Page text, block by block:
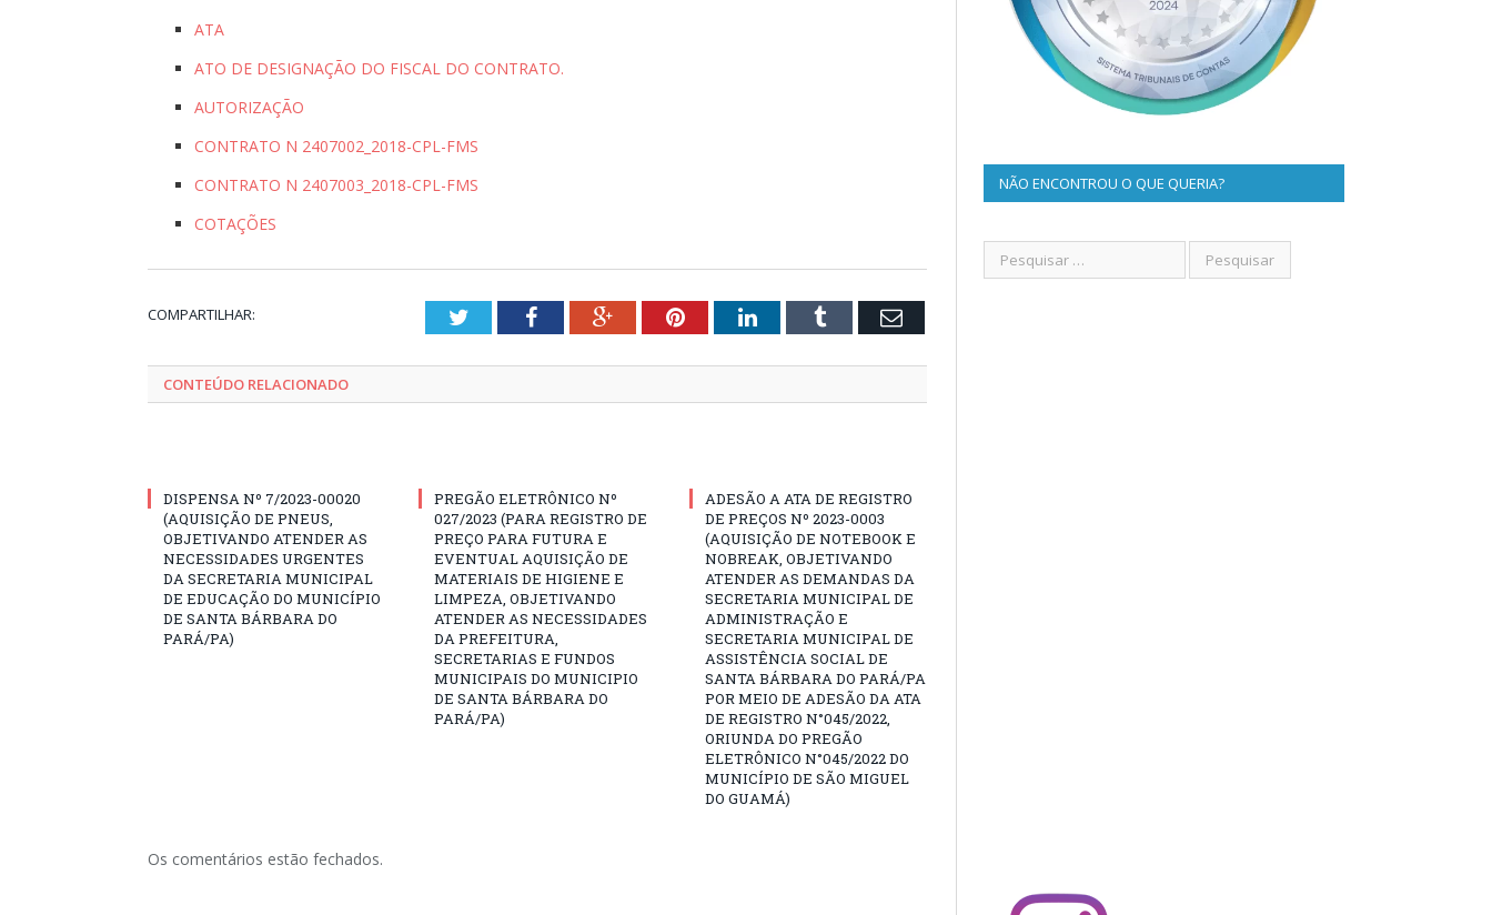
ATA
ATO DE DESIGNAÇÃO DO FISCAL DO CONTRATO.
AUTORIZAÇÃO
CONTRATO N 2407002_2018-CPL-FMS
CONTRATO N 2407003_2018-CPL-FMS
COTAÇÕES
COMPARTILHAR: TwitterFacebookGoogle+PinterestLinkedInTumblr Email
CONTEÚDO RELACIONADO
DISPENSA Nº 7/2023-00020
(AQUISIÇÃO DE PNEUS,
OBJETIVANDO ATENDER AS
NECESSIDADES URGENTES
DA SECRETARIA MUNICIPAL
DE EDUCAÇÃO DO MUNICÍPIO
DE SANTA BÁRBARA DO
PARÁ/PA)
PREGÃO ELETRÔNICO Nº
027/2023 (PARA REGISTRO DE
PREÇO PARA FUTURA E
EVENTUAL AQUISIÇÃO DE
MATERIAIS DE HIGIENE E
LIMPEZA, OBJETIVANDO
ATENDER AS NECESSIDADES
DA PREFEITURA,
SECRETARIAS E FUNDOS
MUNICIPAIS DO MUNICIPIO
DE SANTA BÁRBARA DO
PARÁ/PA)
ADESÃO A ATA DE REGISTRO
DE PREÇOS Nº 2023-0003
(AQUISIÇÃO DE NOTEBOOK E
NOBREAK, OBJETIVANDO
ATENDER AS DEMANDAS DA
SECRETARIA MUNICIPAL DE
ADMINISTRAÇÃO E
SECRETARIA MUNICIPAL DE
ASSISTÊNCIA SOCIAL DE
SANTA BÁRBARA DO PARÁ/PA
POR MEIO DE ADESÃO DA ATA
DE REGISTRO N°045/2022,
ORIUNDA DO PREGÃO
ELETRÔNICO N°045/2022 DO
MUNICÍPIO DE SÃO MIGUEL
DO GUAMÁ)
Os comentários estão fechados.
NÃO ENCONTROU O QUE QUERIA?